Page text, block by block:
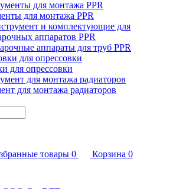
для монтажа PPR
и комплектующие для
аппаратов PPR
аппараты для труб PPR
для опрессовки
для монтажа радиаторов
товары 0 Корзина 0